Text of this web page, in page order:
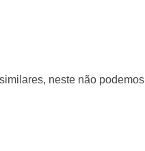
neste não podemos